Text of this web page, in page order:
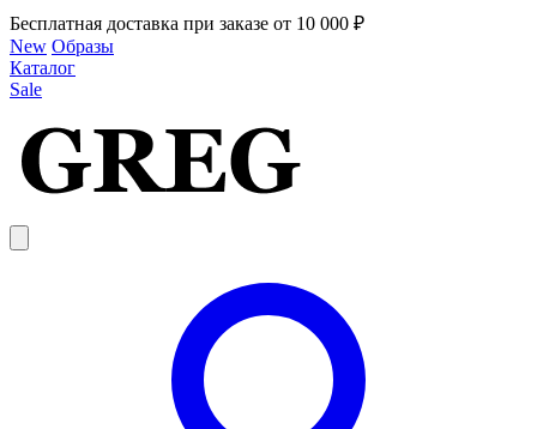
Бесплатная доставка при заказе от 10 000 ₽
New Образы
Каталог
Sale